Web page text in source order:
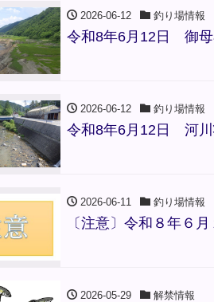
2026-06-12 釣り場情報
令和8年6月12日 御母
2026-06-12 釣り場情報
令和8年6月12日 河川
2026-06-11 釣り場情報
〔注意〕令和８年６
2026-05-29 解禁情報